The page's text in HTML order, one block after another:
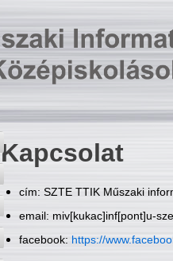
Kapcsolat
cím: SZTE TTIK Műszaki
email: miv[kukac]inf[pont]u-
facebook: https://